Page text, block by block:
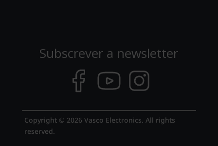
Subscrever a newsletter
Copyright © 2026 Vasco Electronics. All rights
reserved.